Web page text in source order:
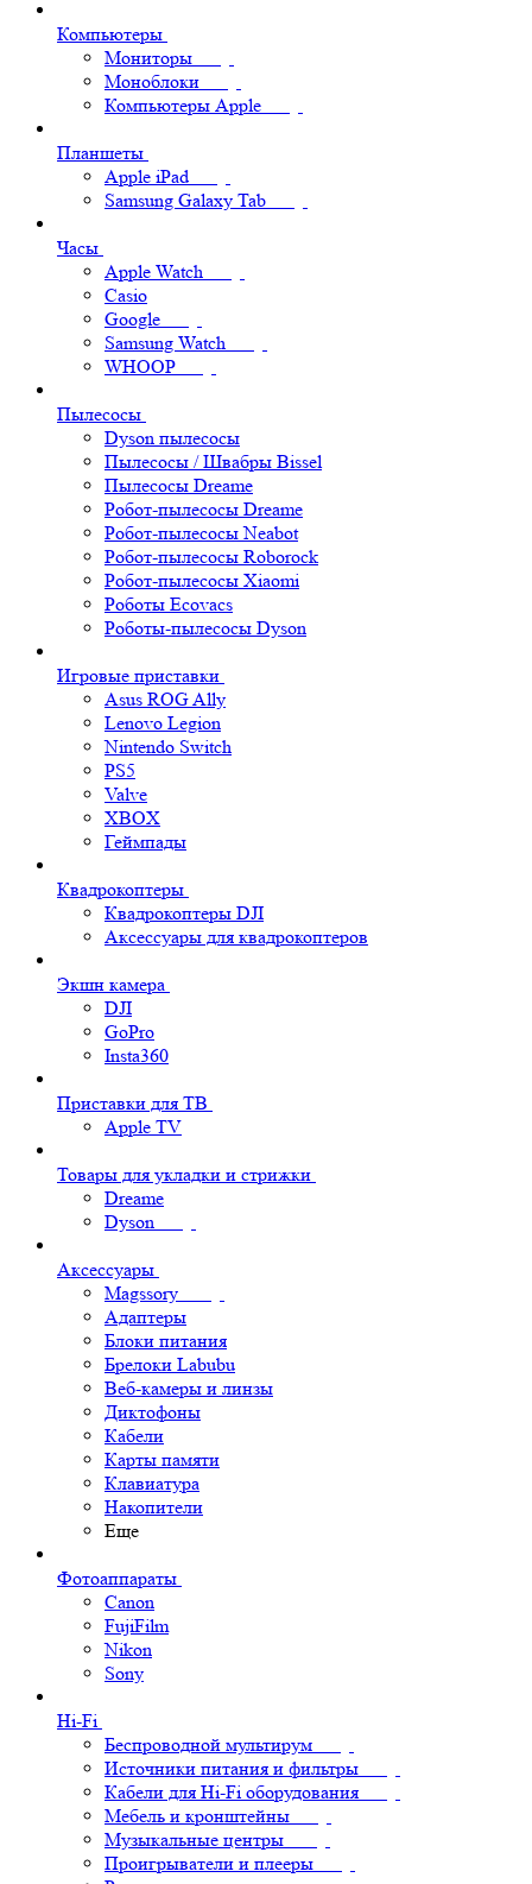
Компьютеры
Мониторы
Моноблоки
Компьютеры Apple
Планшеты
Apple iPad
Samsung Galaxy Tab
Часы
Apple Watch
Casio
Google
Samsung Watch
WHOOP
Пылесосы
Dyson пылесосы
Пылесосы / Швабры Bissel
Пылесосы Dreame
Робот-пылесосы Dreame
Робот-пылесосы Neabot
Робот-пылесосы Roborock
Робот-пылесосы Xiaomi
Роботы Ecovacs
Роботы-пылесосы Dyson
Игровые приставки
Asus ROG Ally
Lenovo Legion
Nintendo Switch
PS5
Valve
XBOX
Геймпады
Квадрокоптеры
Квадрокоптеры DJI
Аксессуары для квадрокоптеров
Экшн камера
DJI
GoPro
Insta360
Приставки для ТВ
Apple TV
Товары для укладки и стрижки
Dreame
Dyson
Аксессуары
Magssory
Адаптеры
Блоки питания
Брелоки Labubu
Веб-камеры и линзы
Диктофоны
Кабели
Карты памяти
Клавиатура
Накопители
Еще
Фотоаппараты
Canon
FujiFilm
Nikon
Sony
Hi-Fi
Беспроводной мультирум
Источники питания и фильтры
Кабели для Hi-Fi оборудования
Мебель и кронштейны
Музыкальные центры
Проигрыватели и плееры